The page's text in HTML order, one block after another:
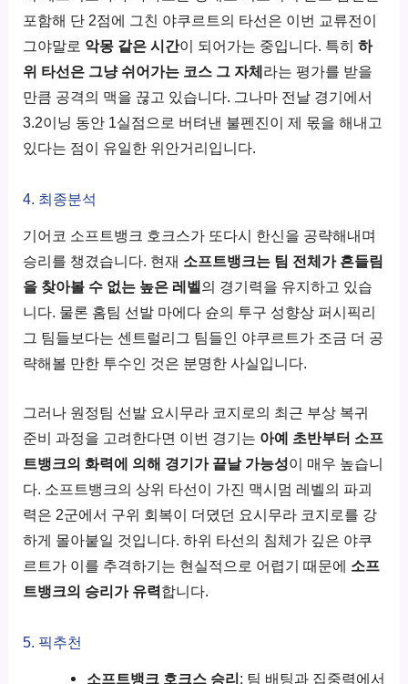
포함해 단 2점에 그친 야쿠르트의 타선은 이번 교류전이
그야말로 악몽 같은 시간이 되어가는 중입니다. 특히하
위 타선은 그냥 쉬어가는 코스 그 자체라는 평가를 받을
만큼 공격의 맥을 끊고 있습니다. 그나마 전날 경기에서
3.2이닝 동안 1실점으로 버텨낸 불펜진이 제 몫을 해내고
있다는 점이 유일한 위안거리입니다.
4. 최종분석
기어코 소프트뱅크 호크스가 또다시 한신을 공략해내며
승리를 챙겼습니다. 현재 소프트뱅크는 팀 전체가 흔들림
을 찾아볼 수 없는 높은 레벨의 경기력을 유지하고 있습
니다. 물론 홈팀 선발 마에다 슌의 투구 성향상 퍼시픽리
그 팀들보다는 센트럴리그 팀들인 야쿠르트가 조금 더 공
략해볼 만한 투수인 것은 분명한 사실입니다.
그러나 원정팀 선발 요시무라 코지로의 최근 부상 복귀
준비 과정을 고려한다면 이번 경기는 아예 초반부터 소프
트뱅크의 화력에 의해 경기가 끝날 가능성이 매우 높습니
다. 소프트뱅크의 상위 타선이 가진 맥시멈 레벨의 파괴
력은 2군에서 구위 회복이 더뎠던 요시무라 코지로를 강
하게 몰아붙일 것입니다. 하위 타선의 침체가 깊은 야쿠
르트가 이를 추격하기는 현실적으로 어렵기 때문에 소프
트뱅크의 승리가 유력합니다.
5. 픽추천
소프트뱅크 호크스 승리: 팀 배팅과 집중력에서